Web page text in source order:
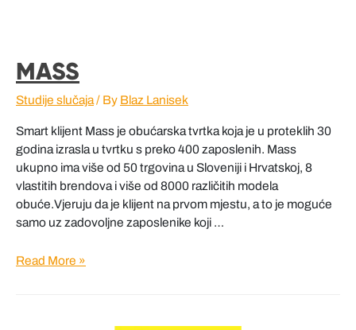
MASS
Studije slučaja/ By Blaz Lanisek
Smart klijent Mass je obućarska tvrtka koja je u proteklih 30
godina izrasla u tvrtku s preko 400 zaposlenih. Mass
ukupno ima više od 50 trgovina u Sloveniji i Hrvatskoj, 8
vlastitih brendova i više od 8000 različitih modela
obuće.Vjeruju da je klijent na prvom mjestu, a to je moguće
samo uz zadovoljne zaposlenike koji …
MASS
Read More »